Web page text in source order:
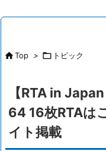
Top >  トピック
【RTA in
64 16枚RTAは
イト掲載